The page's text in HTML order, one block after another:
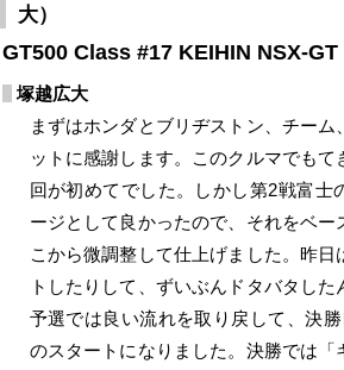
大）
GT500 Class #17 KEIHIN NSX-GT
塚越広大
まずはホンダとブリヂストン、チー
ットに感謝します。このクルマでも
回が初めてでした。しかし第2戦富士
ージとして良かったので、それをベー
こから微調整して仕上げました。昨日
トしたりして、ずいぶんドタバタし
予選では良い流れを取り戻して、決
のスタートになりました。決勝では「